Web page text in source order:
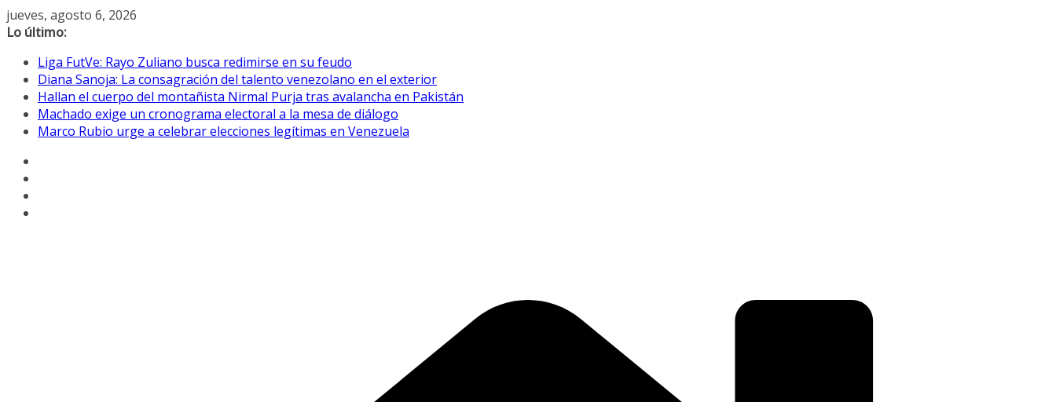
Saltar
al
jueves, agosto 6, 2026
Lo último:
Liga FutVe: Rayo Zuliano busca redimirse en su feudo
Diana Sanoja: La consagración del talento venezolano en el exterior
Hallan el cuerpo del montañista Nirmal Purja tras avalancha en Pakistán
Machado exige un cronograma electoral a la mesa de diálogo
Marco Rubio urge a celebrar elecciones legítimas en Venezuela